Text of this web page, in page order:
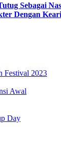
Sebagai
Dengan
Festival 2023
Awal
Day